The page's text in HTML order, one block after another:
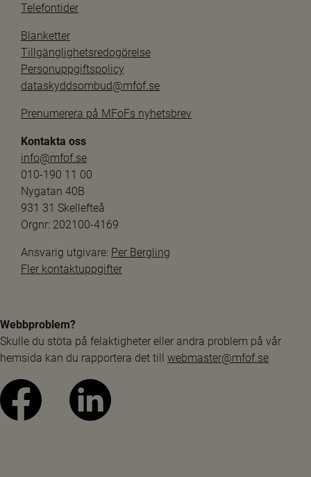
Telefontider
Blanketter
Tillgänglighetsredogörelse
Personuppgiftspolicy
dataskyddsombud@mfof.se
Prenumerera på MFoFs nyhetsbrev
Kontakta oss
info@mfof.se
010-190 11 00
Nygatan 40B
931 31 Skellefteå
Orgnr: 202100-4169
Ansvarig utgivare: Per Bergling
Fler kontaktuppgifter
Webbproblem?
Skulle du stöta på felaktigheter eller andra problem på vår
hemsida kan du rapportera det till webmaster@mfof.se